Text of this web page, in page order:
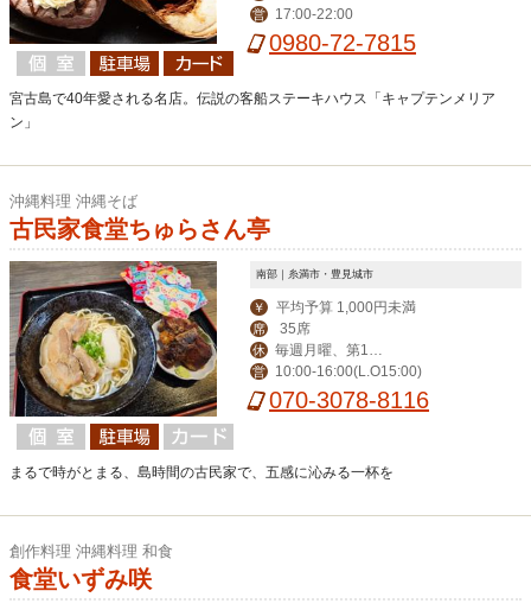
営 17:00-22:00
0980-72-7815
宮古島で40年愛される名店。伝説の客船ステーキハウス「キャプテンメリア
ン」
沖縄料理 沖縄そば
古民家食堂ちゅらさん亭
南部｜糸満市・豊見城市
￥ 平均予算 1,000円未満
席 35席
休
毎週月曜、第1と
月末の日曜日
営 10:00-16:00(L.O15:00)
070-3078-8116
まるで時がとまる、島時間の古民家で、五感に沁みる一杯を
創作料理 沖縄料理 和食
食堂いずみ咲